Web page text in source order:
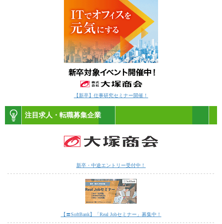
【新卒】仕事研究セミナー開催！
注目求人・転職募集企業
新卒・中途エントリー受付中！
【〓SoftBank】「Real Jobセミナー」募集中！